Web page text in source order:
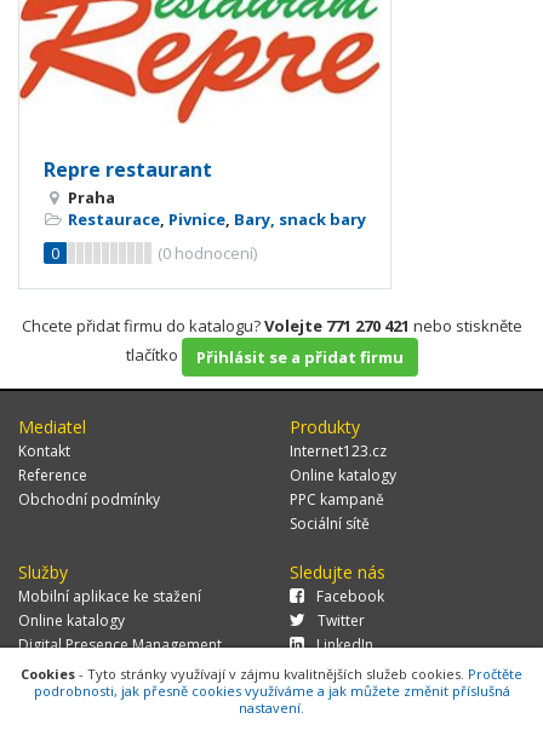
Repre restaurant
Praha
Restaurace, Pivnice, Bary, snack bary
0
(0 hodnocení)
Chcete přidat firmu do katalogu?Volejte 771 270 421 nebo stiskněte
tlačítko
Přihlásit se a přidat firmu
Mediatel
Kontakt
Reference
Obchodní podmínky
Produkty
Internet123.cz
Online katalogy
PPC kampaně
Sociální sítě
Služby
Mobilní aplikace ke stažení
Online katalogy
Digital Presence Management
Více zákazníků
Sledujte nás
Facebook
Twitter
LinkedIn
Cookies - Tyto stránky využívají v zájmu kvalitnějších služeb cookies. Pročtěte
podrobnosti, jak přesně cookies využíváme a jak můžete změnit příslušná
nastavení.